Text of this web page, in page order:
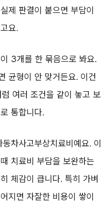
제 판결이 붙으면 부담이
요.
3개를 한 묶음으로 봐요.
균형이 안 맞거든요. 이건
럼 여러 조건을 같이 놓고 보
통합니다.
차사고부상치료비예요. 이
치료비 부담을 보완하는
체감이 큽니다. 특히 가벼
지면 자잘한 비용이 쌓이